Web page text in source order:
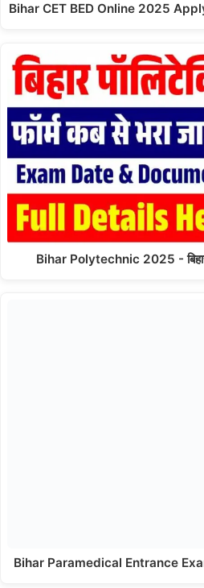
Bihar CET BED Online 2025
Bihar Polytechnic 2025 -
Bihar Paramedical Entrance